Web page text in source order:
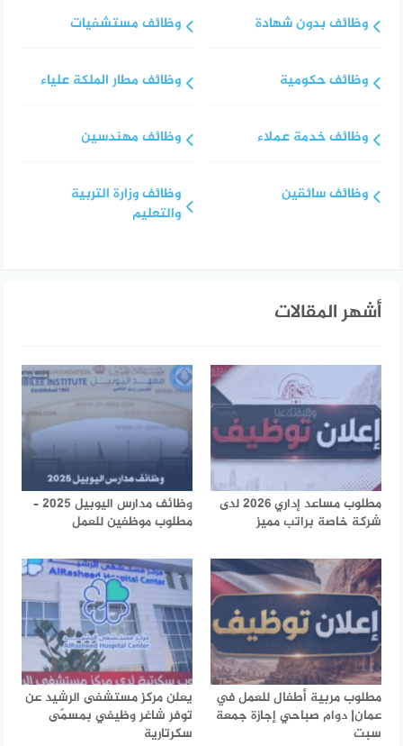
وظائف بدون شهادة
وظائف حكومية
وظائف خدمة عملاء
وظائف سائقين
وظائف مستشفيات
وظائف مطار الملكة علياء
وظائف مهندسين
وظائف وزارة التربية
والتعليم
أشهر المقالات
مطلوب مساعد إداري 2026 لدى
شركة خاصة براتب مميز
وظائف مدارس اليوبيل 2025 –
مطلوب موظفين للعمل
مطلوب مربية أطفال للعمل في
عمان| دوام صباحي إجازة جمعة
سبت
يعلن مركز مستشفى الرشيد عن
توفر شاغر وظيفي بمسمّى
سكرتارية